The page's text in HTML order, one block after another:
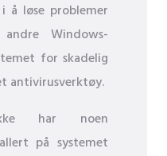
å løse problemer
Windows-
for skadelig
antivirusverktøy.
har noen
på systemet